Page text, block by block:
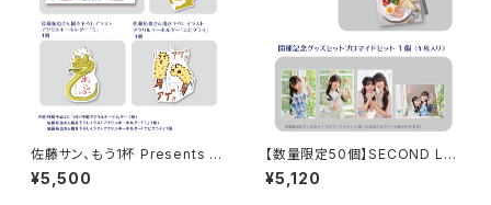
佐藤サン、もう1杯 Presents み
んなに会いに行くよ！IN 名古屋
グッズセット
¥5,500
【数量限定50個】SECOND LIN
E Presents みんなに会いに行
くよ! 第46回 in 静岡 開催記念
¥5,120